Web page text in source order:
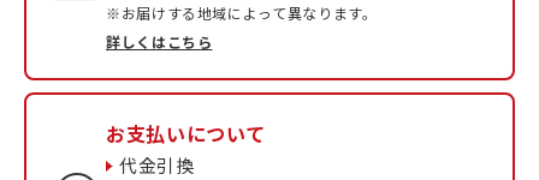
※お届けする地域によって異なります。
詳しくはこちら
お支払いについて
代金引換